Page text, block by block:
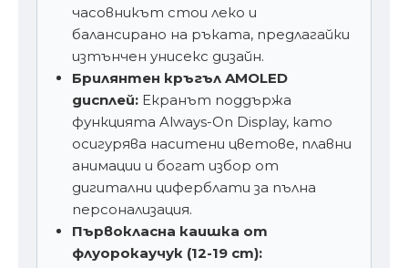
часовникът стои леко и
балансирано на ръката, предлагайки
изтънчен унисекс дизайн.
Брилянтен кръгъл AMOLED
дисплей: Екранът поддържа
функцията Always-On Display, като
осигурява наситени цветове, плавни
анимации и богат избор от
дигитални циферблати за пълна
персонализация.
Първокласна каишка от
флуорокаучук (12-19 cm):